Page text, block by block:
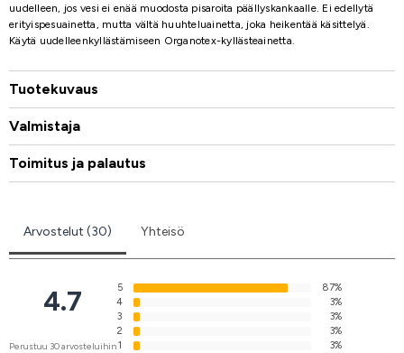
uudelleen, jos vesi ei enää muodosta pisaroita päällyskankaalle. Ei edellytä
erityispesuainetta, mutta vältä huuhteluainetta, joka heikentää käsittelyä.
Käytä uudelleenkyllästämiseen Organotex-kyllästeainetta.
Tuotekuvaus
Valmistaja
Toimitus ja palautus
Arvostelut (30) Yhteisö
4.7
Perustuu 30 arvosteluihin
5
87%
4
3%
3
3%
2
3%
1
3%